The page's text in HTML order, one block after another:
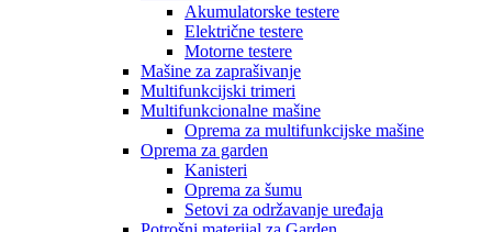
Akumulatorske testere
Električne testere
Motorne testere
Mašine za zaprašivanje
Multifunkcijski trimeri
Multifunkcionalne mašine
Oprema za multifunkcijske mašine
Oprema za garden
Kanisteri
Oprema za šumu
Setovi za održavanje uređaja